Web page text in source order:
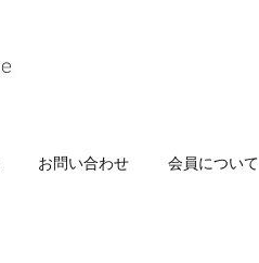
お問い合わせ 会員について